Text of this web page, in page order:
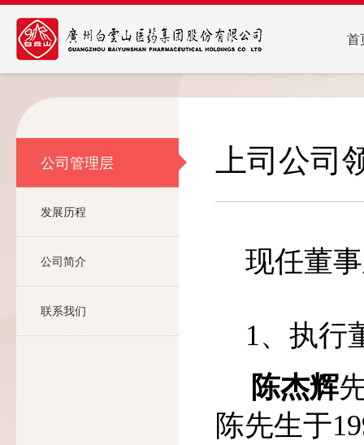
首
公司管理层
发展历程
公司简介
联系我们
上司公司
现任董
1、执行
陈杰辉
陈先生于